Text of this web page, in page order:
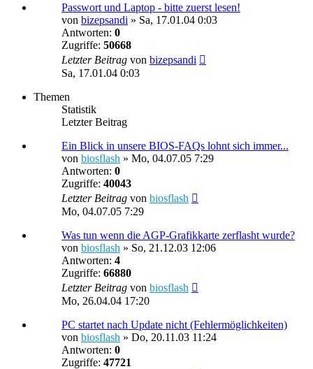
Passwort und Laptop - bitte zuerst lesen!
von bizepsandi » Sa, 17.01.04 0:03
Antworten: 0
Zugriffe: 50668
Letzter Beitrag von bizepsandi
Sa, 17.01.04 0:03
Themen
Statistik
Letzter Beitrag
Ein Blick in unsere BIOS-FAQs lohnt sich immer...
von biosflash » Mo, 04.07.05 7:29
Antworten: 0
Zugriffe: 40043
Letzter Beitrag von biosflash
Mo, 04.07.05 7:29
Was tun wenn die AGP-Grafikkarte zerflasht wurde?
von biosflash » So, 21.12.03 12:06
Antworten: 4
Zugriffe: 66880
Letzter Beitrag von biosflash
Mo, 26.04.04 17:20
PC startet nach Update nicht (Fehlermöglichkeiten)
von biosflash » Do, 20.11.03 11:24
Antworten: 0
Zugriffe: 47721